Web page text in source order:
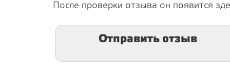
После проверки отзыва он появится
Отправить отзыв